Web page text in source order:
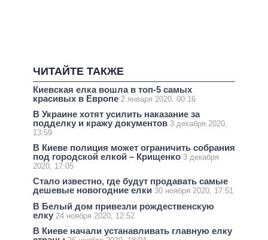
ЧИТАЙТЕ ТАКЖЕ
Киевская елка вошла в топ-5 самых
красивых в Европе 2 января 2020, 00:16
В Украине хотят усилить наказание за
подделку и кражу документов 3 декабря 2020,
13:59
В Киеве полиция может ограничить собрания
под городской елкой – Крищенко 3 декабря
2020, 17:05
Стало известно, где будут продавать самые
дешевые новогодние елки 30 ноября 2020, 17:51
В Белый дом привезли рождественскую
елку 24 ноября 2020, 12:52
В Киеве начали устанавливать главную елку